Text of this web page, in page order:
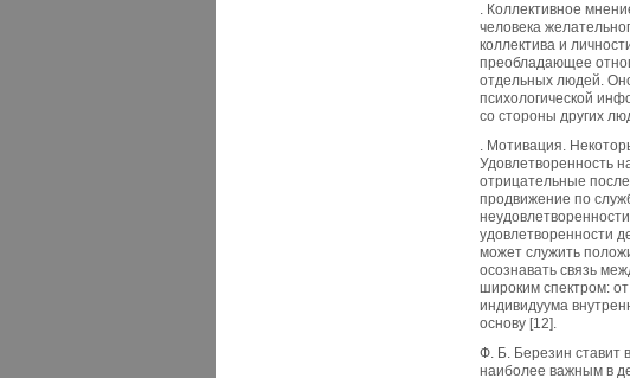
. Коллективное
человека
коллектива и
преобладающее
отдельных людей.
психологической
со стороны других
. Мотивация.
Удовлетворенность
отрицательные
продвижение по
удовлетворенности
может служить
осознавать связь
широким спектром:
индивидуума
основу [12].
Ф. Б. Березин ставит
наиболее важным в